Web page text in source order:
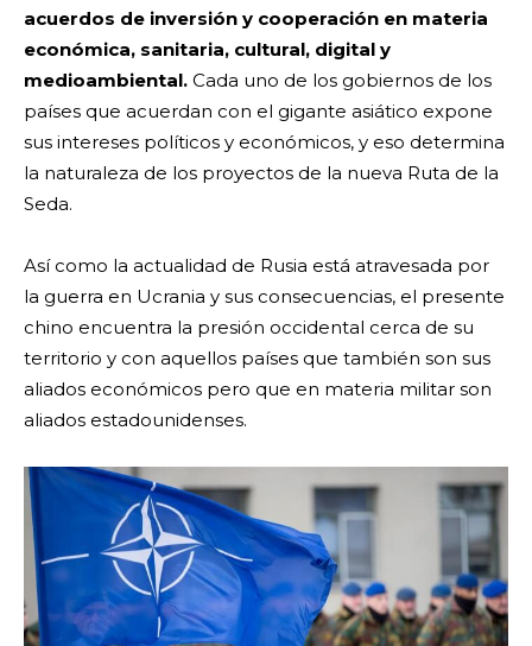
acuerdos de inversión y cooperación en materia
económica, sanitaria, cultural, digital y
medioambiental. Cada uno de los gobiernos de los
países que acuerdan con el gigante asiático expone
sus intereses políticos y económicos, y eso determina
la naturaleza de los proyectos de la nueva Ruta de la
Seda.
Así como la actualidad de Rusia está atravesada por
la guerra en Ucrania y sus consecuencias, el presente
chino encuentra la presión occidental cerca de su
territorio y con aquellos países que también son sus
aliados económicos pero que en materia militar son
aliados estadounidenses.